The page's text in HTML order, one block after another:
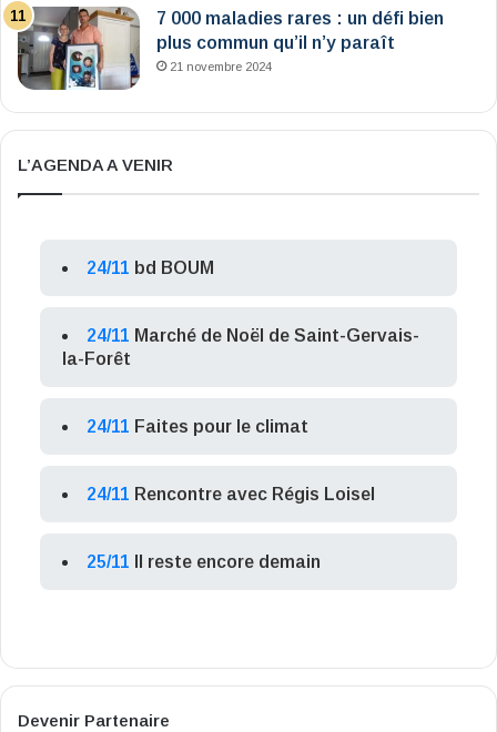
7 000 maladies rares : un défi bien
plus commun qu’il n’y paraît
21 novembre 2024
L’AGENDA A VENIR
24/11 bd BOUM
24/11 Marché de Noël de Saint-Gervais-
la-Forêt
24/11 Faites pour le climat
24/11 Rencontre avec Régis Loisel
25/11 Il reste encore demain
Devenir Partenaire